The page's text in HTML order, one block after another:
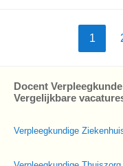
1
Docent
Vergelijkbare
Verpleegkundige